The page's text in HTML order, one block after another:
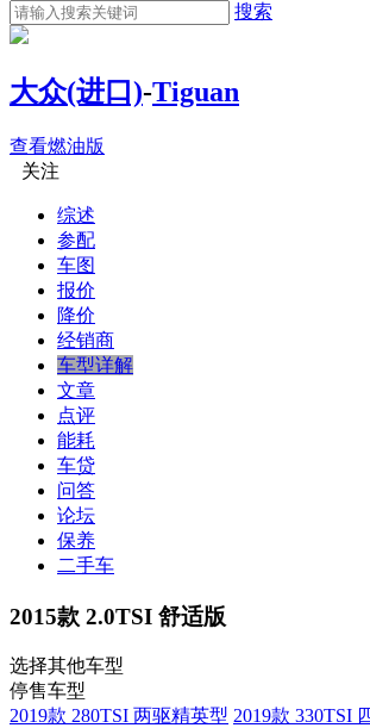
搜索
大众(进口)-Tiguan
查看燃油版
关注
综述
参配
车图
报价
降价
经销商
车型详解
文章
点评
能耗
车贷
问答
论坛
保养
二手车
2015款 2.0TSI 舒适版
选择其他车型
停售车型
2019款 280TSI 两驱精英型 2019款 330TSI